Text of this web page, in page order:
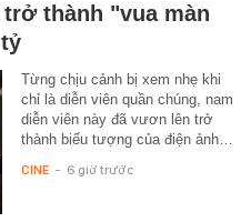
thành "vua màn
Từng chịu cảnh bị xem nhẹ khi
chỉ là diễn viên quần chúng, nam
diễn viên này đã vươn lên trở
thành biểu tượng của điện ảnh…
CINE - 6 giờ trước